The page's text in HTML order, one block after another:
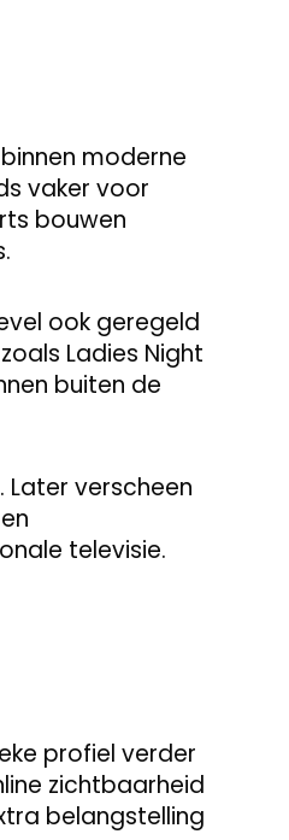
moderne
vaker voor
bouwen
ook geregeld
Ladies Night
buiten de
Later verscheen
televisie.
profiel verder
zichtbaarheid
belangstelling